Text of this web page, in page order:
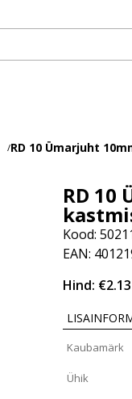
/RD 10 Ümarjuht
RD 10
Kood:
EAN:
Hind:
Kaubamärk
Ühik